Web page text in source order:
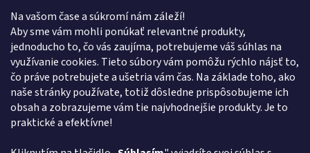
Na vašom čase a súkromí nám záleží!
Aby sme vám mohli ponúkať relevantné produkty,
jednoducho to, čo vás zaujíma, potrebujeme váš súhlas na
využívanie cookies. Tieto súbory vám pomôžu rýchlo nájsť to,
čo práve potrebujete a ušetria vám čas. Na základe toho, ako
naše stránky používate, totiž dôsledne prispôsobujeme ich
obsah a zobrazujeme vám tie najvhodnejšie produkty. Je to
praktické a efektívne!
Kontakt
obchod@ euroshopy.sk
0911 931 019
0911 931 019
Facebook Euroshopy